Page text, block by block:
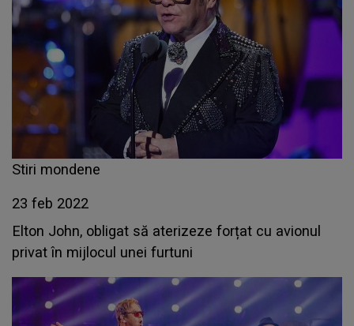
Stiri mondene
23 feb 2022
Elton John, obligat să aterizeze forțat cu avionul
privat în mijlocul unei furtuni